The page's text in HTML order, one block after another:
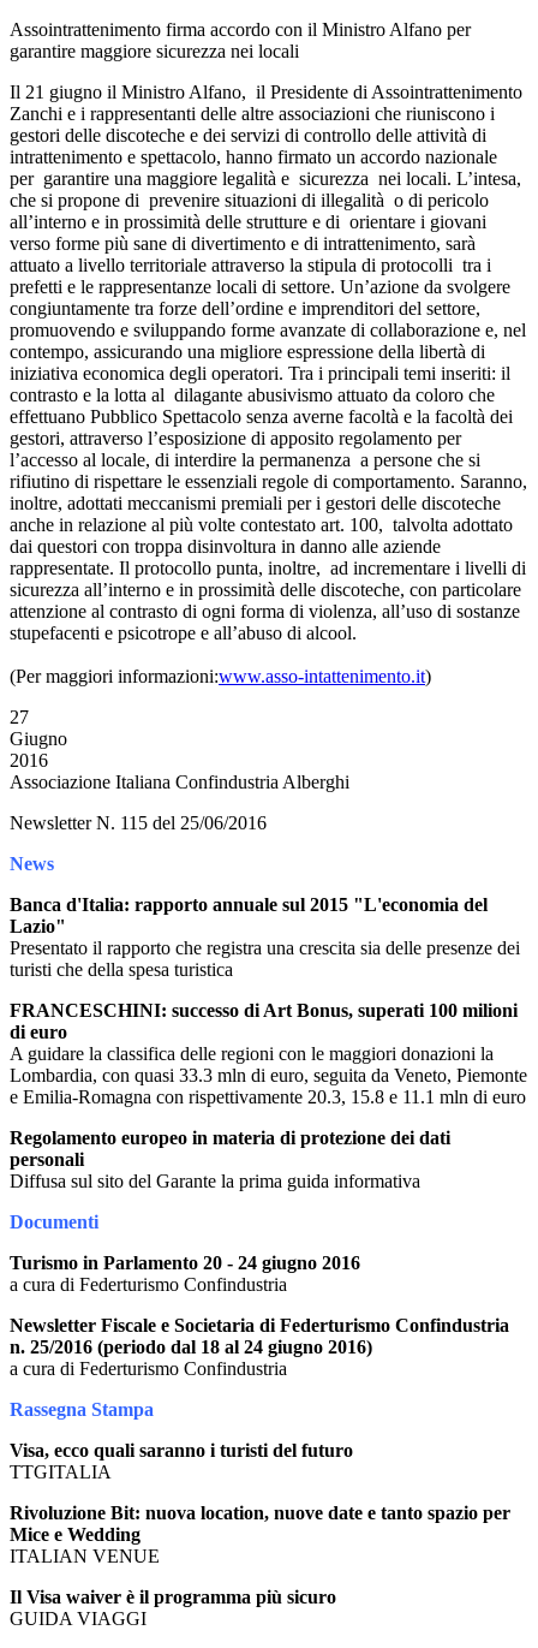
Assointrattenimento firma accordo con il Ministro Alfano per
garantire maggiore sicurezza nei locali
Il 21 giugno il Ministro Alfano, il Presidente di Assointrattenimento
Zanchi e i rappresentanti delle altre associazioni che riuniscono i
gestori delle discoteche e dei servizi di controllo delle attività di
intrattenimento e spettacolo, hanno firmato un accordo nazionale
per garantire una maggiore legalità e sicurezza nei locali. L’intesa,
che si propone di prevenire situazioni di illegalità o di pericolo
all’interno e in prossimità delle strutture e di orientare i giovani
verso forme più sane di divertimento e di intrattenimento, sarà
attuato a livello territoriale attraverso la stipula di protocolli tra i
prefetti e le rappresentanze locali di settore. Un’azione da svolgere
congiuntamente tra forze dell’ordine e imprenditori del settore,
promuovendo e sviluppando forme avanzate di collaborazione e, nel
contempo, assicurando una migliore espressione della libertà di
iniziativa economica degli operatori. Tra i principali temi inseriti: il
contrasto e la lotta al dilagante abusivismo attuato da coloro che
effettuano Pubblico Spettacolo senza averne facoltà e la facoltà dei
gestori, attraverso l’esposizione di apposito regolamento per
l’accesso al locale, di interdire la permanenza a persone che si
rifiutino di rispettare le essenziali regole di comportamento. Saranno,
inoltre, adottati meccanismi premiali per i gestori delle discoteche
anche in relazione al più volte contestato art. 100, talvolta adottato
dai questori con troppa disinvoltura in danno alle aziende
rappresentate. Il protocollo punta, inoltre, ad incrementare i livelli di
sicurezza all’interno e in prossimità delle discoteche, con particolare
attenzione al contrasto di ogni forma di violenza, all’uso di sostanze
stupefacenti e psicotrope e all’abuso di alcool.
(Per maggiori informazioni:www.asso-intattenimento.it)
27
Giugno
2016
Associazione Italiana Confindustria Alberghi
Newsletter N. 115 del 25/06/2016
News
Banca d'Italia: rapporto annuale sul 2015 "L'economia del
Lazio"
Presentato il rapporto che registra una crescita sia delle presenze dei
turisti che della spesa turistica
FRANCESCHINI: successo di Art Bonus, superati 100 milioni
di euro
A guidare la classifica delle regioni con le maggiori donazioni la
Lombardia, con quasi 33.3 mln di euro, seguita da Veneto, Piemonte
e Emilia-Romagna con rispettivamente 20.3, 15.8 e 11.1 mln di euro
Regolamento europeo in materia di protezione dei dati
personali
Diffusa sul sito del Garante la prima guida informativa
Documenti
Turismo in Parlamento 20 - 24 giugno 2016
a cura di Federturismo Confindustria
Newsletter Fiscale e Societaria di Federturismo Confindustria
n. 25/2016 (periodo dal 18 al 24 giugno 2016)
a cura di Federturismo Confindustria
Rassegna Stampa
Visa, ecco quali saranno i turisti del futuro
TTGITALIA
Rivoluzione Bit: nuova location, nuove date e tanto spazio per
Mice e Wedding
ITALIAN VENUE
Il Visa waiver è il programma più sicuro
GUIDA VIAGGI